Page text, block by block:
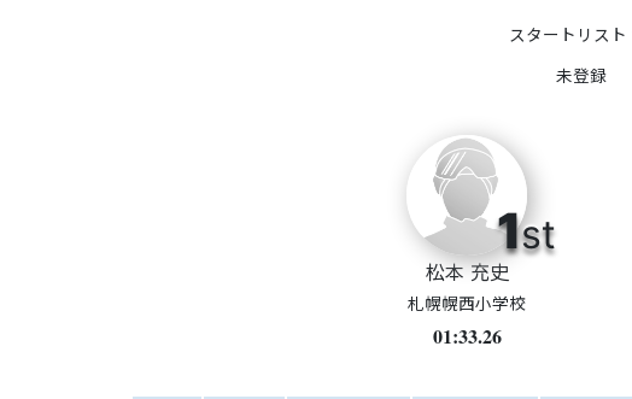
スタートリスト
1st
松本 充史
札幌幌西小学校
01:33.26